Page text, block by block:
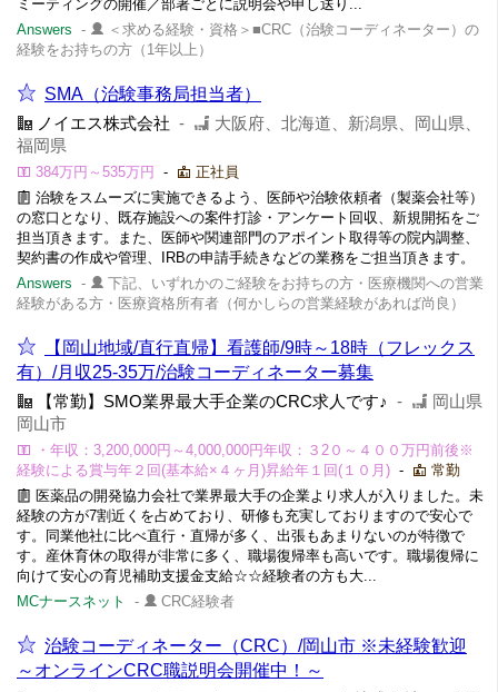
ミーティングの開催／部署ごとに説明会や申し送り...
Answers -
＜求める経験・資格＞■CRC（治験コーディネーター）の
経験をお持ちの方（1年以上）
SMA（治験事務局担当者）
ノイエス株式会社 -
大阪府、北海道、新潟県、岡山県、
福岡県
384万円～535万円 -
正社員
治験をスムーズに実施できるよう、医師や治験依頼者（製薬会社等）
の窓口となり、既存施設への案件打診・アンケート回収、新規開拓をご
担当頂きます。また、医師や関連部門のアポイント取得等の院内調整、
契約書の作成や管理、IRBの申請手続きなどの業務をご担当頂きます。
Answers -
下記、いずれかのご経験をお持ちの方・医療機関への営業
経験がある方・医療資格所有者（何かしらの営業経験があれば尚良）
【岡山地域/直行直帰】看護師/9時～18時（フレックス
有）/月収25-35万/治験コーディネーター募集
【常勤】SMO業界最大手企業のCRC求人です♪ -
岡山県
岡山市
・年収：3,200,000円～4,000,000円年収：３2０～４００万円前後※
経験による賞与年２回(基本給×４ヶ月)昇給年１回(１０月) -
常勤
医薬品の開発協力会社で業界最大手の企業より求人が入りました。未
経験の方が7割近くを占めており、研修も充実しておりますので安心で
す。同業他社に比べ直行・直帰が多く、出張もあまりないのが特徴で
す。産休育休の取得が非常に多く、職場復帰率も高いです。職場復帰に
向けて安心の育児補助支援金支給☆☆経験者の方も大...
MCナースネット
- CRC経験者
治験コーディネーター（CRC）/岡山市 ※未経験歓迎
～オンラインCRC職説明会開催中！～